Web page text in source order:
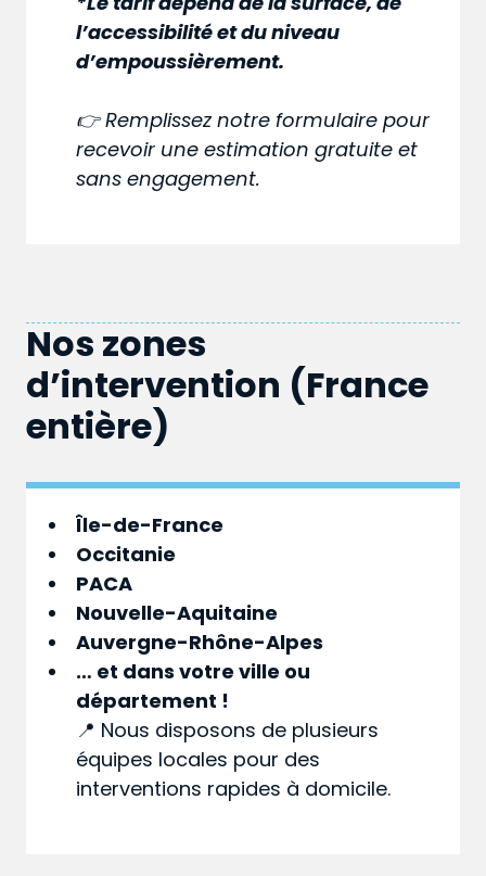
l’accessibilité et du niveau
d’empoussièrement.
👉 Remplissez notre formulaire pour
recevoir une estimation gratuite et
sans engagement.
Nos zones
d’intervention (France
entière)
Île-de-France
Occitanie
PACA
Nouvelle-Aquitaine
Auvergne-Rhône-Alpes
… et dans votreville ou
département !
📍 Nous disposons de plusieurs
équipes locales pour des
interventions rapides à domicile.